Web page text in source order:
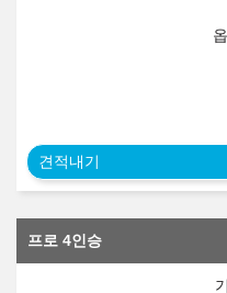
견적내기
프로 4인승